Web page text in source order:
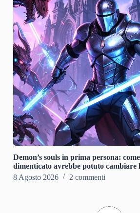
Demon’s souls in prima persona:
dimenticato avrebbe potuto cambiare
8 Agosto 2026
2 commenti